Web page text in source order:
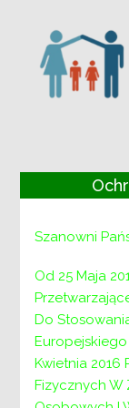
– Grupa wsparcia
Szanowni
Od 25 Maja
Do
Kwietnia 2016
Fizycznych W
31 marca
kompetencji
wypaleniu
zadania z